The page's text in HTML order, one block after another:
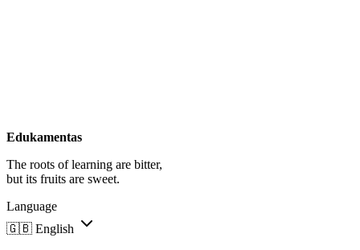
Edukamentas
The roots of learning are bitter,
but its fruits are sweet.
Language
🇬🇧 English